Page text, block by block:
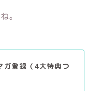
。
ガ登録（4大特典つ